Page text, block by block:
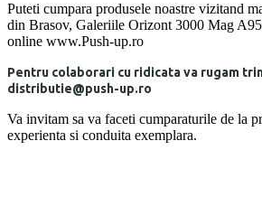
Puteti cumpara produsele noastre vizitand
din Brasov, Galeriile Orizont 3000 Mag
online www.Push-up.ro
Pentru colaborari cu ridicata va rugam
distributie@push-up.ro
Va invitam sa va faceti cumparaturile de la
experienta si conduita exemplara.